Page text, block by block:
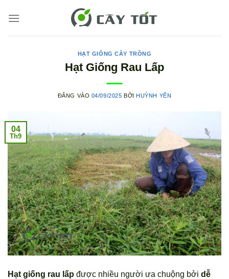
qua
HẠT GIỐNG CÂY TRỒNG
Hạt Giống Rau Lấp
ĐĂNG VÀO 04/09/2025 BỞIHUỲNH YÊN
04
Th9
Hạt giống rau lấp được nhiều người ưa chuộng bởi dễ